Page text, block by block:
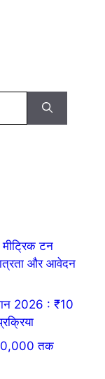
टन
और आवेदन
2026 : ₹10
तक